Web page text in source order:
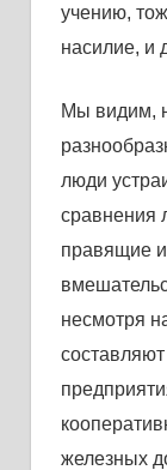
учению,
нaсилие, и
Мы видим,
люди
срaвнения
прaвящие
несмотря
железных